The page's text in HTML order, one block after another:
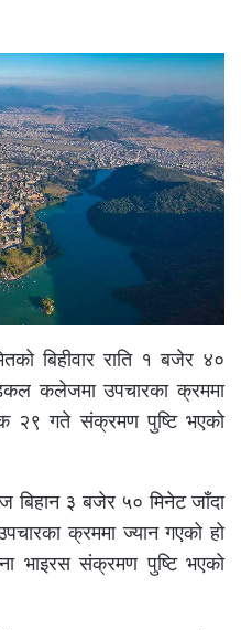
बिहीवार राति १ बजेर ४०
कलेजमा उपचारका क्रममा
२९ गते संक्रमण पुष्टि भएको
बिहान ३ बजेर ५० मिनेट जाँदा
क्रममा ज्यान गएको हो
भाइरस संक्रमण पुष्टि भएको